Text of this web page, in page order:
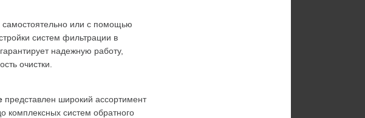
или с помощью
надежную работу,
очистки.
представлен широкий ассортимент
комплексных систем обратного